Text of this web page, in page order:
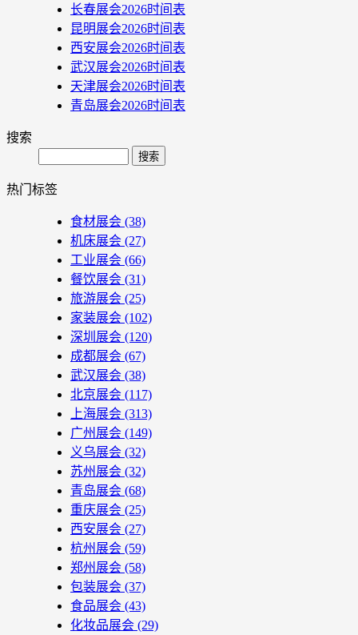
长春展会2026时间表
昆明展会2026时间表
西安展会2026时间表
武汉展会2026时间表
天津展会2026时间表
青岛展会2026时间表
搜索
Search
热门标签
食材展会 (38)
机床展会 (27)
工业展会 (66)
餐饮展会 (31)
旅游展会 (25)
家装展会 (102)
深圳展会 (120)
成都展会 (67)
武汉展会 (38)
北京展会 (117)
上海展会 (313)
广州展会 (149)
义乌展会 (32)
苏州展会 (32)
青岛展会 (68)
重庆展会 (25)
西安展会 (27)
杭州展会 (59)
郑州展会 (58)
包装展会 (37)
食品展会 (43)
化妆品展会 (29)